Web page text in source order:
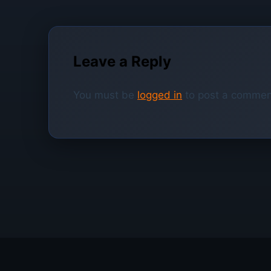
Leave a Reply
You must be logged in to post a